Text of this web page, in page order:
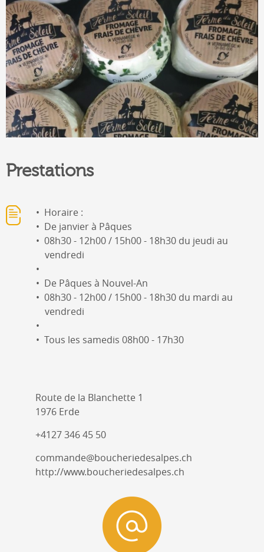
Prestations
Horaire :
De janvier à Pâques
08h30 - 12h00 / 15h00 - 18h30 du jeudi au
vendredi
De Pâques à Nouvel-An
08h30 - 12h00 / 15h00 - 18h30 du mardi au
vendredi
Tous les samedis 08h00 - 17h30
Route de la Blanchette 1
1976 Erde
+4127 346 45 50
commande@boucheriedesalpes.ch
http://www.boucheriedesalpes.ch